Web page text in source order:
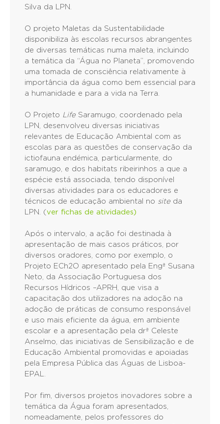
Silva da LPN.
O projeto Maletas da Sustentabilidade
disponibiliza às escolas recursos abrangentes
de diversas temáticas numa maleta, incluindo
a temática da “Água no Planeta”, promovendo
uma tomada de consciência relativamente à
importância da água como bem essencial para
a humanidade e para a vida na Terra.
O Projeto Life Saramugo, coordenado pela
LPN, desenvolveu diversas iniciativas
relevantes de Educação Ambiental com as
escolas para as questões de conservação da
ictiofauna endémica, particularmente, do
saramugo, e dos habitats ribeirinhos a que a
espécie está associada, tendo disponível
diversas atividades para os educadores e
técnicos de educação ambiental no site da
LPN. (ver fichas de atividades)
Após o intervalo, a ação foi destinada à
apresentação de mais casos práticos, por
diversos oradores, como por exemplo, o
Projeto ECh2O apresentado pela Engª Susana
Neto, da Associação Portuguesa dos
Recursos Hídricos –APRH, que visa a
capacitação dos utilizadores na adoção na
adoção de práticas de consumo responsável
e uso mais eficiente da água, em ambiente
escolar e a apresentação pela drª Celeste
Anselmo, das iniciativas de Sensibilização e de
Educação Ambiental promovidas e apoiadas
pela Empresa Pública das Águas de Lisboa-
EPAL.
Por fim, diversos projetos inovadores sobre a
temática da Água foram apresentados,
nomeadamente, pelos professores do